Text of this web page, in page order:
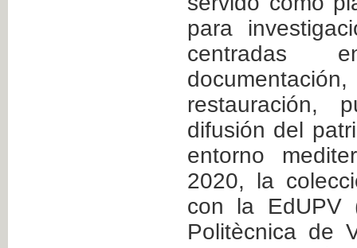
para
centradas
restauración,
difusión del
entorno
2020, la
con la EdUPV
Politècnica de